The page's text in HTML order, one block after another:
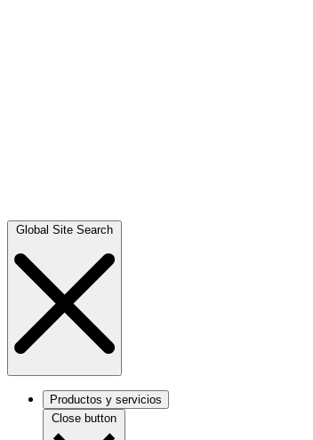
Global Site Search
Productos y servicios
Close button